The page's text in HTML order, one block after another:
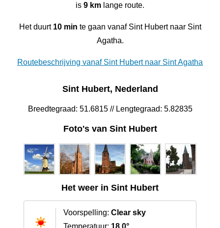
is 9 km lange route.
Het duurt 10 min te gaan vanaf Sint Hubert naar Sint
Agatha.
Routebeschrijving vanaf Sint Hubert naar Sint Agatha
Sint Hubert, Nederland
Breedtegraad: 51.6815 // Lengtegraad: 5.82835
Foto's van Sint Hubert
Het weer in Sint Hubert
Voorspelling: Clear sky